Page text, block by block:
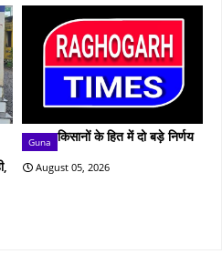
Guna किसानों के हित में दो बड़े निर्णय
August 05, 2026